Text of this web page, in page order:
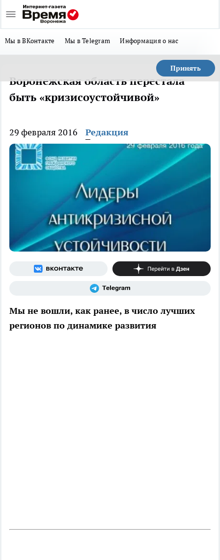
Мы в ВКонтакте Мы в Telegram Информация о нас
Принять
Воронежская область перестала
быть «кризисоустойчивой»
29 февраля 2016 Редакция
Мы не вошли, как ранее, в число лучших
регионов по динамике развития